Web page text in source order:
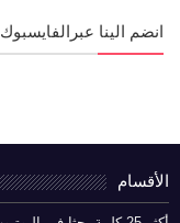
انضم الينا عبرالفايسبوك
الأقسام